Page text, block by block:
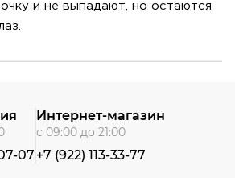
и не выпадают, но остаются
07
Интернет-магазин
с 09:00 до 21:00
+7 (922) 113-33-77